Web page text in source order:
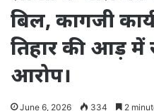
बिल, कागजी
तिहार की आड़ में
आरोप।
June 6, 2026 334 2